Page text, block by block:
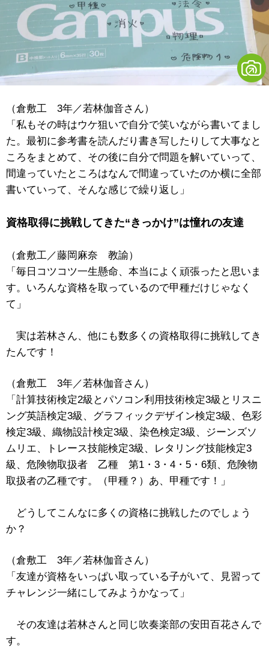
（倉敷工 3年／若林伽音さん）
「私もその時はウケ狙いで自分で笑いながら書いてまし
た。最初に参考書を読んだり書き写したりして大事なと
ころをまとめて、その後に自分で問題を解いていって、
間違っていたところはなんで間違っていたのか横に全部
書いていって、そんな感じで繰り返し」
資格取得に挑戦してきた“きっかけ”は憧れの友達
（倉敷工／藤岡麻奈 教諭）
「毎日コツコツ一生懸命、本当によく頑張ったと思いま
す。いろんな資格を取っているので甲種だけじゃなく
て」
実は若林さん、他にも数多くの資格取得に挑戦してき
たんです！
（倉敷工 3年／若林伽音さん）
「計算技術検定2級とパソコン利用技術検定3級とリスニ
ング英語検定3級、グラフィックデザイン検定3級、色彩
検定3級、織物設計検定3級、染色検定3級、ジーンズソ
ムリエ、トレース技能検定3級、レタリング技能検定3
級、危険物取扱者 乙種 第1・3・4・5・6類、危険物
取扱者の乙種です。（甲種？）あ、甲種です！」
どうしてこんなに多くの資格に挑戦したのでしょう
か？
（倉敷工 3年／若林伽音さん）
「友達が資格をいっぱい取っている子がいて、見習って
チャレンジ一緒にしてみようかなって」
その友達は若林さんと同じ吹奏楽部の安田百花さんで
す。